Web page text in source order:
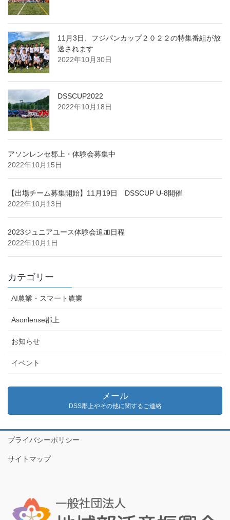
11月3日、フジパンカップ２０２２の特集番組が放
送されます
2022年10月30日
DSSCUP2022
2022年10月18日
アソンレンセ郡上・体験会募集中
2022年10月15日
【出場チーム募集開始】11月19日 DSSCUP U-8開催
2022年10月13日
2023ジュニアユース体験会追加日程
2022年10月1日
カテゴリー
AI農業・スマート農業
Asonlense郡上
お知らせ
イベント
メール
DSS郡上やその他に関するご連絡
プライバシーポリシー
サイトマップ